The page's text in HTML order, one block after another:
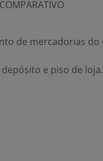
COMPARATIVO
de mercadorias do
e piso de loja.